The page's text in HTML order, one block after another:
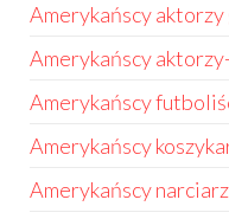
Amerykańscy aktorzy
Amerykańscy
Amerykańscy
Amerykańscy
Amerykańscy